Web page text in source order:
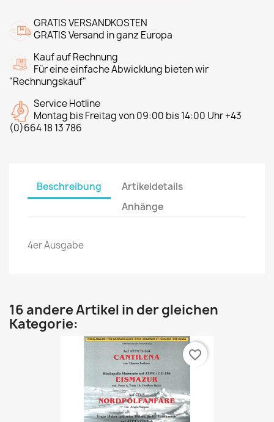
GRATIS VERSANDKOSTEN
GRATIS Versand in ganz Europa
Kauf auf Rechnung
Für eine einfache Abwicklung bieten wir
"Rechnungskauf"
Service Hotline
Montag bis Freitag von 09:00 bis 14:00 Uhr +43
(0)664 18 13 786
Beschreibung
Artikeldetails
Anhänge
4er Ausgabe
16 andere Artikel in der gleichen
Kategorie:
favorite_border